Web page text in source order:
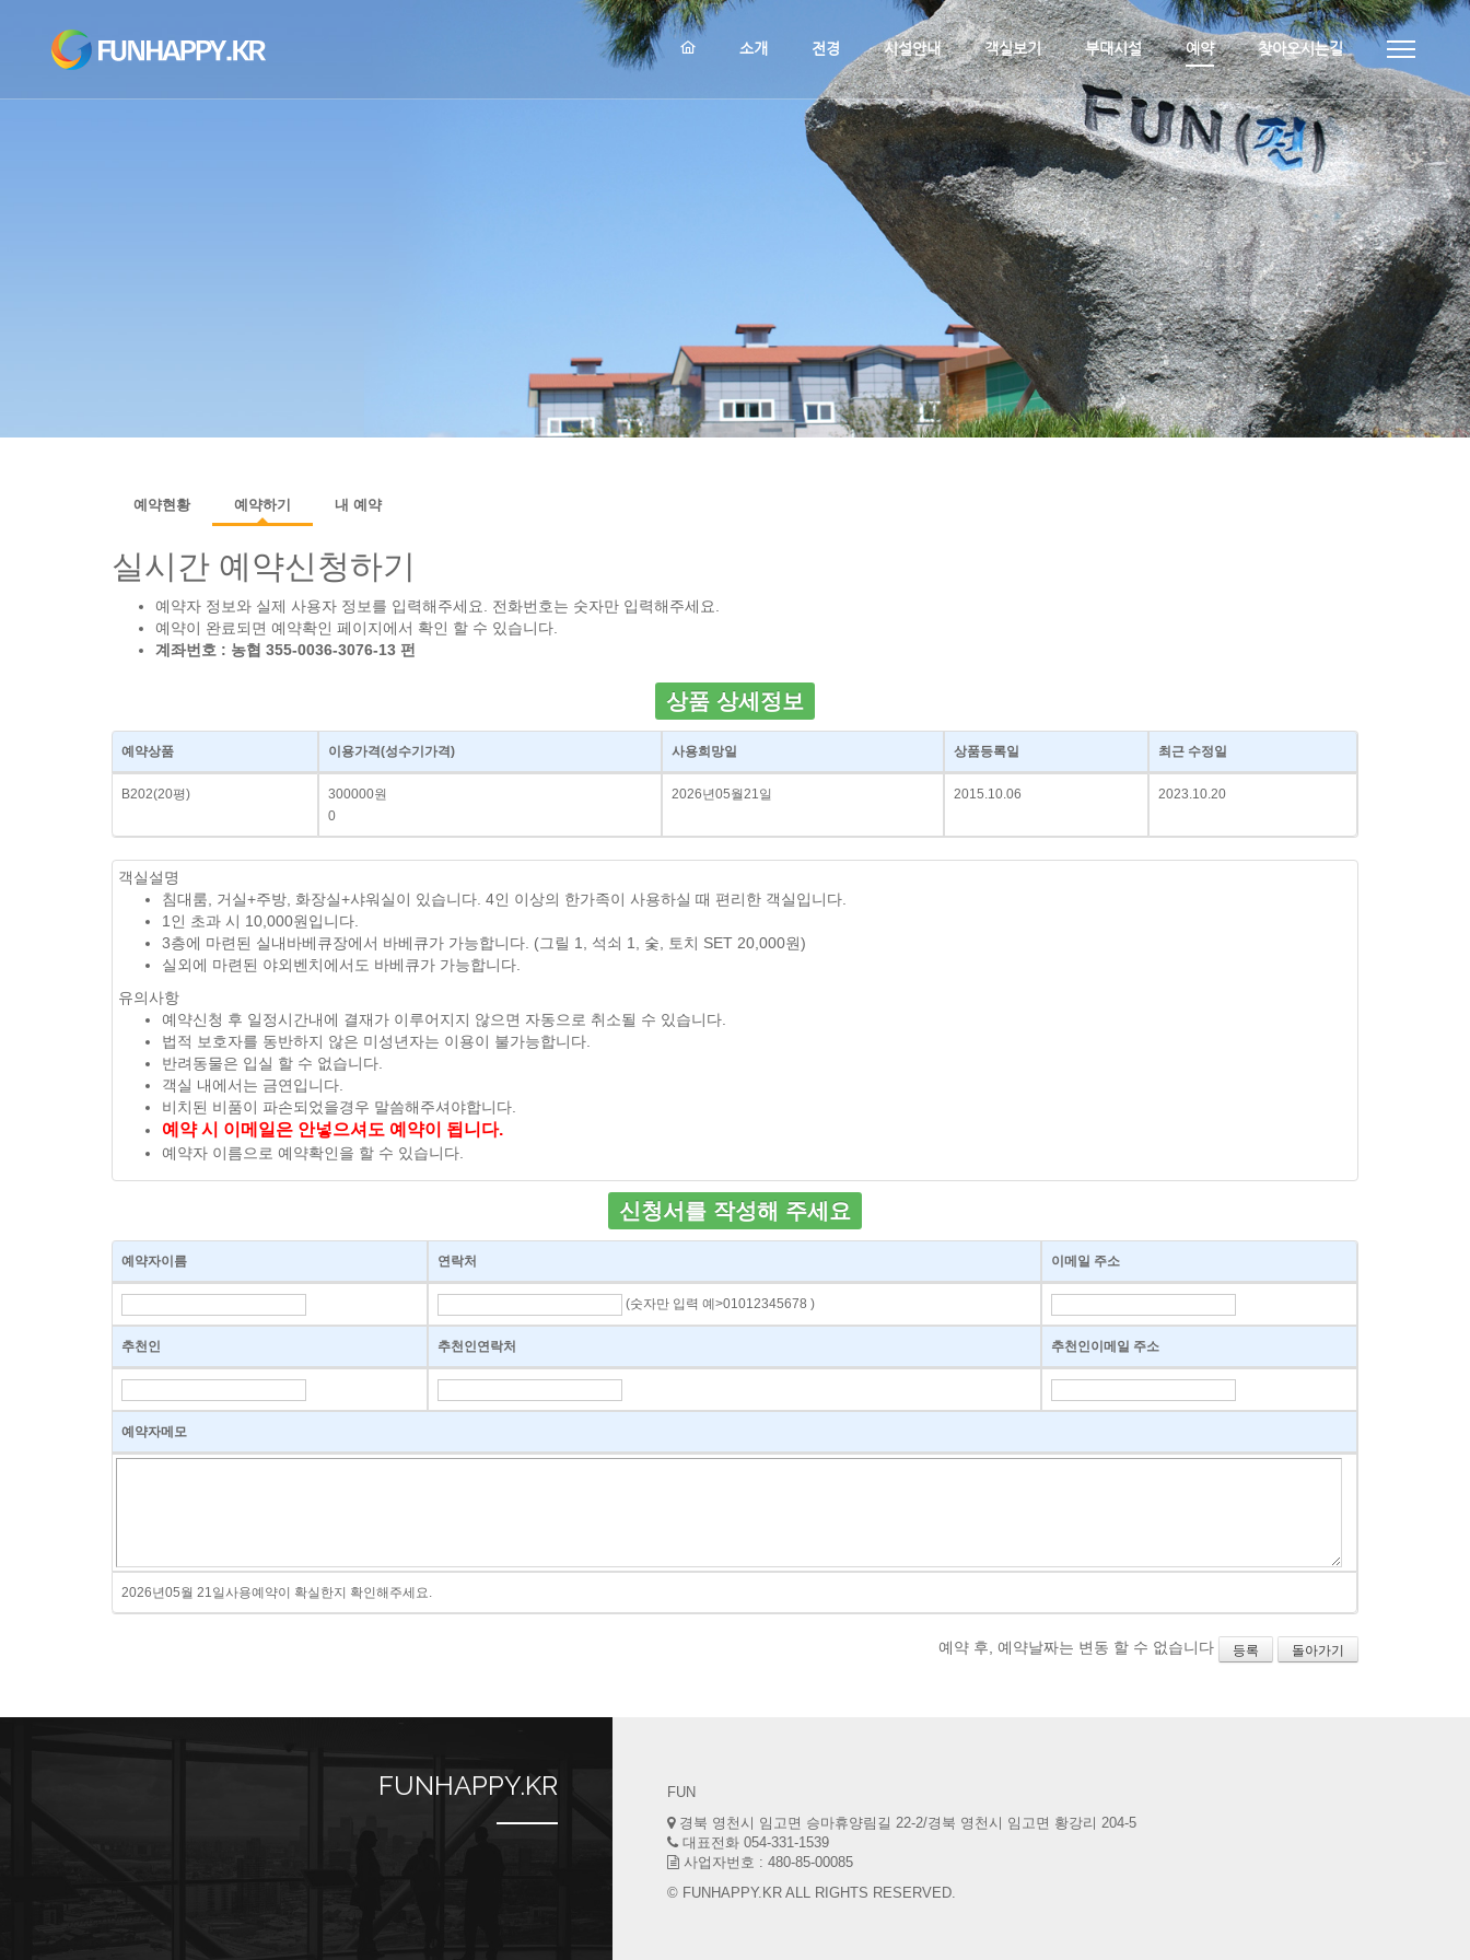
메뉴 건너뛰기
소개
전경 시설안내 객실보기 부대시설 예약 찾아오시는길
예약현황 예약하기 내 예약
실시간 예약신청하기
예약자 정보와 실제 사용자 정보를 입력해주세요. 전화번호는 숫자만 입력해주세요.
예약이 완료되면 예약확인 페이지에서 확인 할 수 있습니다.
계좌번호 : 농협 355-0036-3076-13 펀
상품 상세정보
예약상품 이용가격(성수기가격) 사용희망일 상품등록일 최근 수정일
B202(20평)
300000원
0
2026년05월21일 2015.10.06 2023.10.20
객실설명
침대룸, 거실+주방, 화장실+샤워실이 있습니다. 4인 이상의 한가족이 사용하실 때 편리한 객실입니다.
1인 초과 시 10,000원입니다.
3층에 마련된 실내바베큐장에서 바베큐가 가능합니다. (그릴 1, 석쇠 1, 숯, 토치 SET 20,000원)
실외에 마련된 야외벤치에서도 바베큐가 가능합니다.
유의사항
예약신청 후 일정시간내에 결재가 이루어지지 않으면 자동으로 취소될 수 있습니다.
법적 보호자를 동반하지 않은 미성년자는 이용이 불가능합니다.
반려동물은 입실 할 수 없습니다.
객실 내에서는 금연입니다.
비치된 비품이 파손되었을경우 말씀해주셔야합니다.
예약 시 이메일은 안넣으셔도 예약이 됩니다.
예약자 이름으로 예약확인을 할 수 있습니다.
신청서를 작성해 주세요
예약자이름 연락처 이메일 주소
(숫자만 입력 예>01012345678 )
추천인 추천인연락처 추천인이메일 주소
예약자메모
2026년05월 21일사용예약이 확실한지 확인해주세요.
예약 후, 예약날짜는 변동 할 수 없습니다 등록 돌아가기
FUNHAPPY.KR
FUN
경북 영천시 임고면 승마휴양림길 22-2/경북 영천시 임고면 황강리 204-5
대표전화 054-331-1539
사업자번호 : 480-85-00085
© FUNHAPPY.KR ALL RIGHTS RESERVED.